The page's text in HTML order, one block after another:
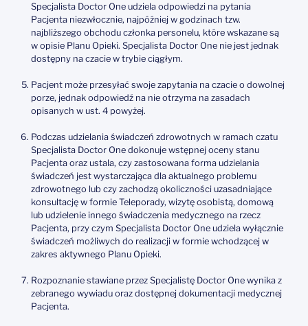
Specjalista Doctor One udziela odpowiedzi na pytania
Pacjenta niezwłocznie, najpóźniej w godzinach tzw.
najbliższego obchodu członka personelu, które wskazane są
w opisie Planu Opieki. Specjalista Doctor One nie jest jednak
dostępny na czacie w trybie ciągłym.
Pacjent może przesyłać swoje zapytania na czacie o dowolnej
porze, jednak odpowiedź na nie otrzyma na zasadach
opisanych w ust. 4 powyżej.
Podczas udzielania świadczeń zdrowotnych w ramach czatu
Specjalista Doctor One dokonuje wstępnej oceny stanu
Pacjenta oraz ustala, czy zastosowana forma udzielania
świadczeń jest wystarczająca dla aktualnego problemu
zdrowotnego lub czy zachodzą okoliczności uzasadniające
konsultację w formie Teleporady, wizytę osobistą, domową
lub udzielenie innego świadczenia medycznego na rzecz
Pacjenta, przy czym Specjalista Doctor One udziela wyłącznie
świadczeń możliwych do realizacji w formie wchodzącej w
zakres aktywnego Planu Opieki.
Rozpoznanie stawiane przez Specjalistę Doctor One wynika z
zebranego wywiadu oraz dostępnej dokumentacji medycznej
Pacjenta.